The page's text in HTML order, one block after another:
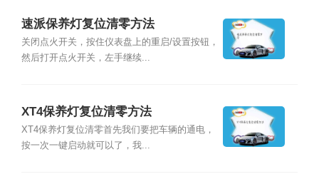
速派保养灯复位清零方法
关闭点火开关，按住仪表盘上的重启/设置按钮，
然后打开点火开关，左手继续...
XT4保养灯复位清零方法
XT4保养灯复位清零首先我们要把车辆的通电，
按一次一键启动就可以了，我...